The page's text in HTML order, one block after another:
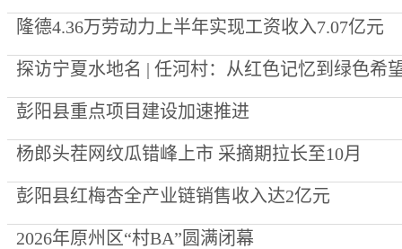
隆德4.36万劳动力上半年实现工资收入7.07亿元
探访宁夏水地名 | 任河村：从红色记忆到绿色希
彭阳县重点项目建设加速推进
杨郎头茬网纹瓜错峰上市 采摘期拉长至10月
彭阳县红梅杏全产业链销售收入达2亿元
2026年原州区“村BA”圆满闭幕